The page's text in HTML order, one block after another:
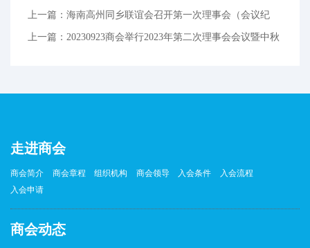
上一篇：海南高州同乡联谊会召开第一次理事会（会议纪
要）
上一篇：20230923商会举行2023年第二次理事会会议暨中秋
走进商会
商会简介 商会章程 组织机构 商会领导 入会条件
入会流程
入会申请
商会动态